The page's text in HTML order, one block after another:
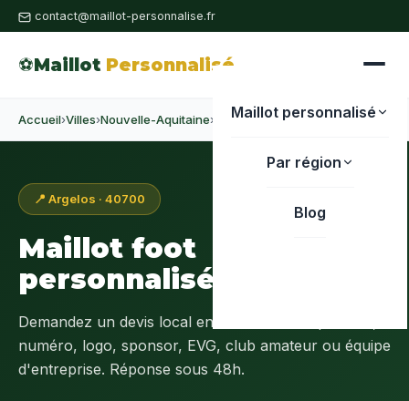
contact@maillot-personnalise.fr
⚽Maillot Personnalisé
Maillot personnalisé
Par région
Blog
Accueil›Villes›Nouvelle-Aquitaine› Landes›Argelos
📍 Argelos · 40700
Maillot foot
personnalisé à
Demandez un devis local en
numéro, logo, sponsor, EVG, club amateur ou équipe
d'entreprise. Réponse sous 48h.